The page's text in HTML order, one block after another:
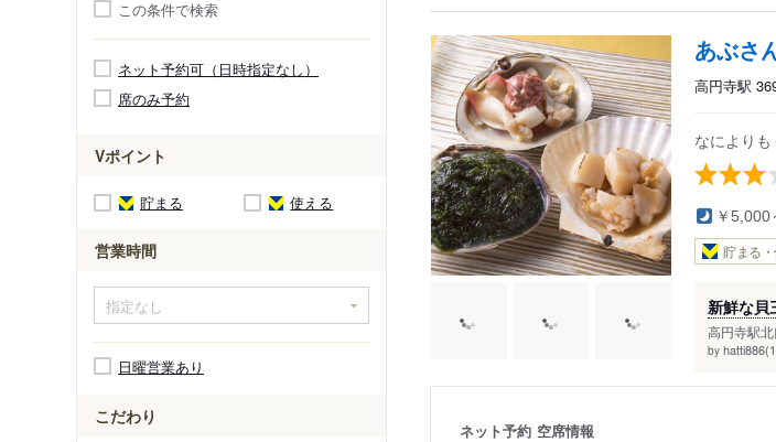
この条件で検索
ネット予約可（日時指定なし）
席のみ予約
Vポイント
貯まる 使える
営業時間
日曜営業あり
こだわり
あぶさ
高円寺駅
なにより
￥5,000
貯まる
新鮮な貝
高円寺駅
by
ネット予約 空席情報